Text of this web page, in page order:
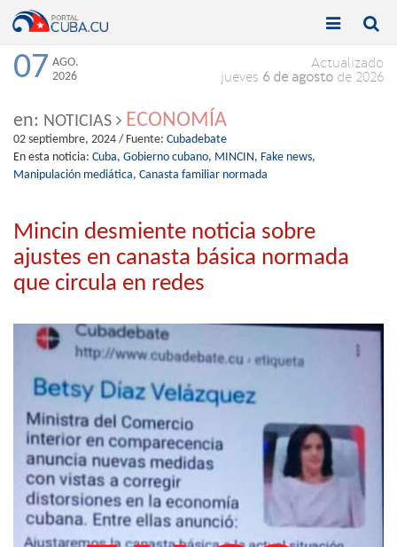
Toggle

Toggle

07 AGO.
2026
Actualizado
jueves 6 de agosto de 2026
en: NOTICIAS ECONOMÍA
02 septiembre, 2024 / Fuente: Cubadebate
En esta noticia: Cuba, Gobierno cubano, MINCIN, Fake news,
Manipulación mediática, Canasta familiar normada
Mincin desmiente noticia sobre
ajustes en canasta básica normada
que circula en redes